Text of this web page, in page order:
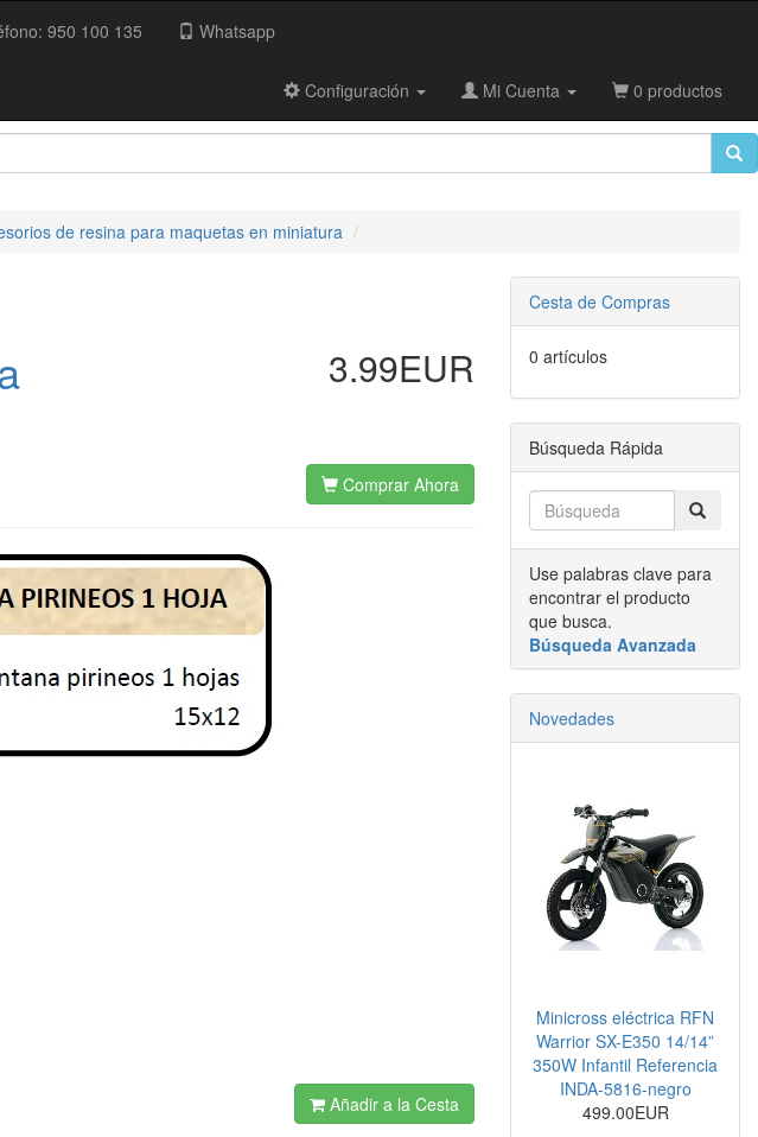
950 100 135 Whatsapp
Configuración Mi Cuenta 0 productos
de resina para maquetas en miniatura
3.99EUR
Comprar Ahora
Añadir a la Cesta
Cesta de Compras
0 artículos
Búsqueda Rápida
Use palabras clave para
encontrar el producto
que busca.
Búsqueda Avanzada
Novedades
Minicross eléctrica RFN
Warrior SX-E350 14/14”
350W Infantil Referencia
INDA-5816-negro
499.00EUR